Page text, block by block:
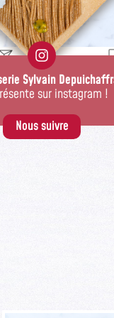
Sylvain
sur instagram !
Nous suivre